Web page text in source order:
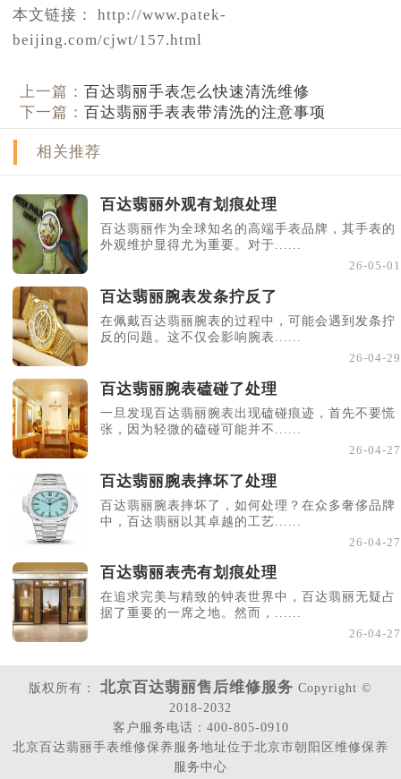
本文链接： http://www.patek-
beijing.com/cjwt/157.html
上一篇：百达翡丽手表怎么快速清洗维修
下一篇：百达翡丽手表表带清洗的注意事项
相关推荐
百达翡丽外观有划痕处理
百达翡丽作为全球知名的高端手表品牌，其手表的
外观维护显得尤为重要。对于......
26-05-01
百达翡丽腕表发条拧反了
在佩戴百达翡丽腕表的过程中，可能会遇到发条拧
反的问题。这不仅会影响腕表......
26-04-29
百达翡丽腕表磕碰了处理
一旦发现百达翡丽腕表出现磕碰痕迹，首先不要慌
张，因为轻微的磕碰可能并不......
26-04-27
百达翡丽腕表摔坏了处理
百达翡丽腕表摔坏了，如何处理？在众多奢侈品牌
中，百达翡丽以其卓越的工艺......
26-04-27
百达翡丽表壳有划痕处理
在追求完美与精致的钟表世界中，百达翡丽无疑占
据了重要的一席之地。然而，......
26-04-27
版权所有： 北京百达翡丽售后维修服务 Copyright ©
2018-2032
客户服务电话：400-805-0910
北京百达翡丽手表维修保养服务地址位于北京市朝阳区维修保养
服务中心